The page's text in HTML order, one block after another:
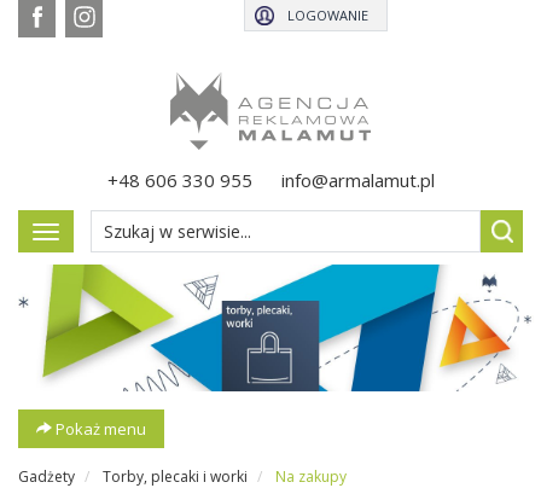
+48 606 330 955 info@armalamut.pl
LOGOWANIE
Pokaż
menu
Pokaż menu
Gadżety Torby, plecaki i worki Na zakupy